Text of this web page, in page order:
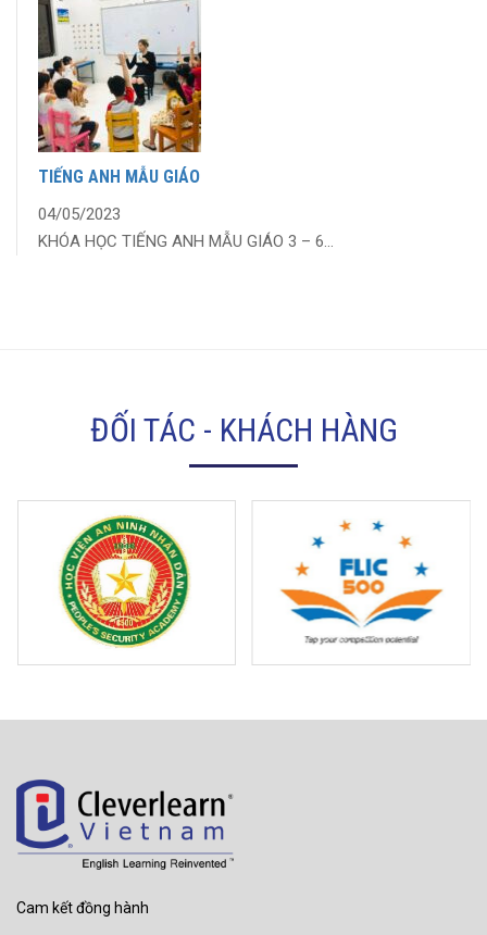
TIẾNG ANH MẪU GIÁO
04/05/2023
KHÓA HỌC TIẾNG ANH MẪU GIÁO 3 – 6...
ĐỐI TÁC - KHÁCH HÀNG
Cam kết đồng hành